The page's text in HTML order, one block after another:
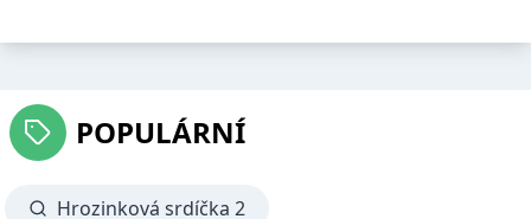
POPULÁRNÍ
Hrozinková srdíčka 2